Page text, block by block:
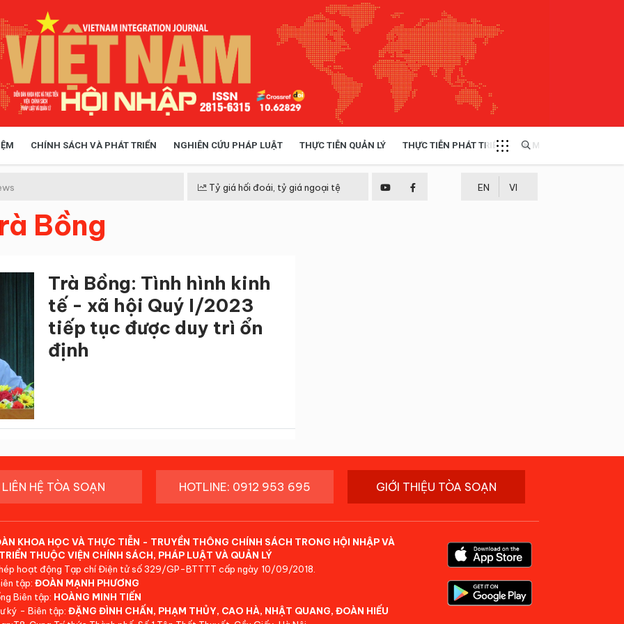
CHÍNH SÁCH VÀ PHÁT TRIỂN NGHIÊN CỨU PHÁP LUẬT THỰC TIỄN QUẢN LÝ THỰC TIỄN PHÁT TRIỂN MULTIMEDIA
Tỷ giá hối đoái, tỷ giá ngoại tệ EN VI
Bồng
Trà Bồng: Tình hình kinh
tế - xã hội Quý I/2023
tiếp tục được duy trì ổn
định
LIÊN HỆ TÒA SOẠN HOTLINE: 0912 953 695 GIỚI THIỆU TÒA SOẠN
KHOA HỌC VÀ THỰC TIỄN - TRUYỀN THÔNG CHÍNH SÁCH TRONG HỘI NHẬP VÀ
THUỘC VIỆN CHÍNH SÁCH, PHÁP LUẬT VÀ QUẢN LÝ
hoạt động Tạp chí Điện tử số 329/GP-BTTTT cấp ngày 10/09/2018.
tập: ĐOÀN MẠNH PHƯƠNG
Biên tập: HOÀNG MINH TIẾN
ký - Biên tập: ĐẶNG ĐÌNH CHẤN, PHẠM THỦY, CAO HÀ, NHẬT QUANG, ĐOÀN HIẾU